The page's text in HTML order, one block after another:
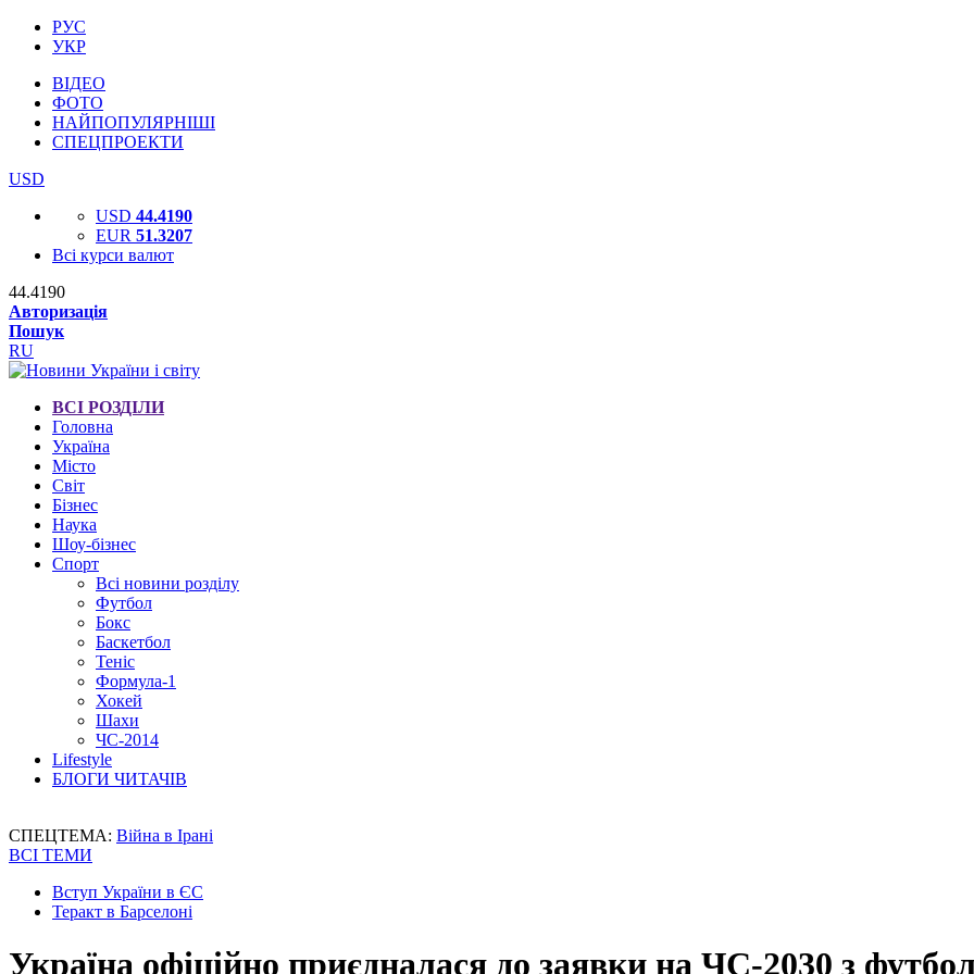
РУС
УКР
ВІДЕО
ФОТО
НАЙПОПУЛЯРНІШІ
СПЕЦПРОЕКТИ
USD
USD 44.4190
EUR 51.3207
Всі курси валют
44.4190
Авторизація
Пошук
RU
ВСІ РОЗДІЛИ
Головна
Україна
Місто
Світ
Бізнес
Наука
Шоу-бізнес
Спорт
Всі новини розділу
Футбол
Бокс
Баскетбол
Теніс
Формула-1
Хокей
Шахи
ЧС-2014
Lifestyle
БЛОГИ ЧИТАЧІВ
СПЕЦТЕМА: Війна в Ірані
ВСІ ТЕМИ
Вступ України в ЄС
Теракт в Барселоні
Україна офіційно приєдналася до заявки на ЧС-2030 з